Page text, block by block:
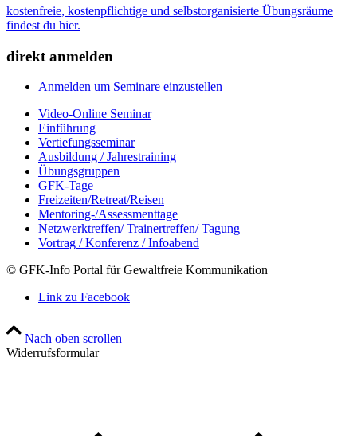
kostenfreie, kostenpflichtige und selbstorganisierte Übungsräume
findest du hier.
direkt anmelden
Anmelden um Seminare einzustellen
Video-Online Seminar
Einführung
Vertiefungsseminar
Ausbildung / Jahrestraining
Übungsgruppen
GFK-Tage
Freizeiten/Retreat/Reisen
Mentoring-/Assessmenttage
Netzwerktreffen/ Trainertreffen/ Tagung
Vortrag / Konferenz / Infoabend
© GFK-Info Portal für Gewaltfreie Kommunikation
Link zu Facebook
Nach oben scrollen
Widerrufsformular